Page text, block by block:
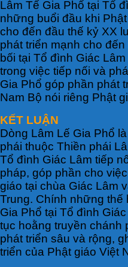
Lâm Tế Gia Phổ tại Tổ
những buổi đầu khi
cho đến đầu thế kỷ XX
phát triển mạnh cho
bối tại Tổ đình Giác
trong việc tiếp nối và
Gia Phổ góp phần phát
Nam Bộ nói riêng Phật
KẾT LUẬN
Dòng Lâm Lế Gia Phổ
phái thuộc Thiền phái
Tổ đình Giác Lâm tiếp
pháp, góp phần cho
giáo tại chùa Giác Lâm
Trung. Chính những thế
Gia Phổ tại Tổ đình
tục hoằng truyền chánh
phát triển sâu và rộng,
triển của Phật giáo Việt